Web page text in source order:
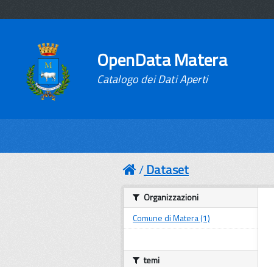
OpenData Matera
Catalogo dei Dati Aperti
Dataset
Organizzazioni
Comune di Matera (1)
temi